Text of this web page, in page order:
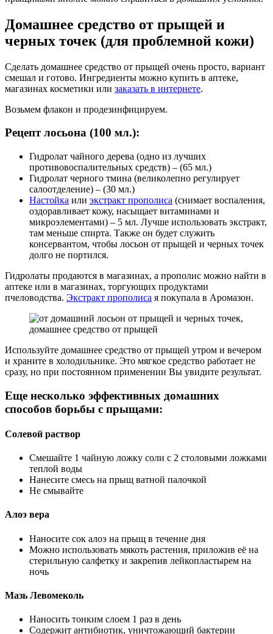
Домашнее средство от прыщей и
черных точек (для проблемной кожи)
Сделать домашнее средство от прыщей очень просто, вариант
смешал и готово. Ингредиенты можно купить в аптеке,
магазинах косметики или заказать в интернете.
Возьмем флакон и продезинфицируем.
Рецепт лосьона (100 мл.):
Гидролат чайного дерева (одно из лучших
противовоспалительных средств) – (65 мл.)
Гидролат черного тмина (великолепно регулирует
салоотделение) – (30 мл.)
Настойка или экстракт прополиса (снимает воспаления,
оздоравливает кожу, насыщает витаминами и
микроэлементами) – 5 мл. Лучше использовать экстракт,
там меньше спирта. Также он будет служить
консервантом, чтобы лосьон от прыщей и черных точек
долго не портился.
Гидролаты продаются в магазинах, а прополис можно найти в
аптеке или в магазинах, торгующих продуктами
пчеловодства. Экстракт прополиса я покупала в Аромазон.
Используйте домашнее средство от прыщей утром и вечером
и храните в холодильнике. Это мягкое средство работает не
сразу, но при постоянном применении Вы увидите результат.
Еще несколько эффективных домашних
способов борьбы с прыщами:
Солевой раствор
Смешайте 1 чайную ложку соли с 2 столовыми ложками
теплой воды
Нанесите смесь на прыщ ватной палочкой
Не смывайте
Алоэ вера
Наносите сок алоэ на прыщ в течение дня
Можно использовать мякоть растения, приложив её на
стерильную салфетку и закрепив лейкопластырем на
ночь
Мазь Левомеколь
Наносить тонким слоем 1 раз в день
Содержит антибиотик, уничтожающий бактерии